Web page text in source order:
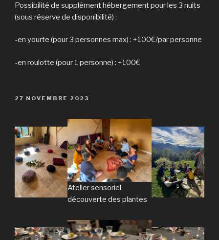
Possibilité de supplément hébergement pour les 3 nuits
(sous réserve de disponibilité) :
-en yourte (pour 3 personnes max) : +100€/par personne
-en roulotte (pour 1 personne) : +100€
PUBLIÉ
27 NOVEMBRE 2023
Atelier sensoriel
découverte des plantes